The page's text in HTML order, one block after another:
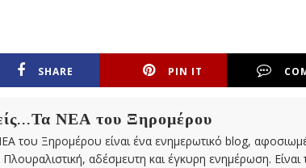
SHARE PIN IT
ΝΕΑ του Ξηρομέρου
του Ξηρομέρου είναι ένα ενημερωτικό blog,
αδέσμευτη και έγκυρη ενημέρωση. Είναι